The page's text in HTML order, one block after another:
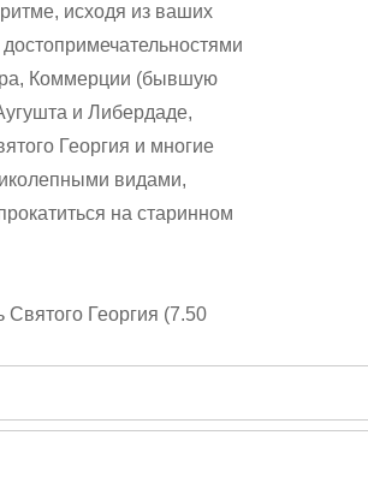
исходя из ваших
Коммерции (бывшую
и Либердаде,
Георгия и многие
видами,
на старинном
Святого Георгия (7.50
этом не нужно. Сначала согласуйте с